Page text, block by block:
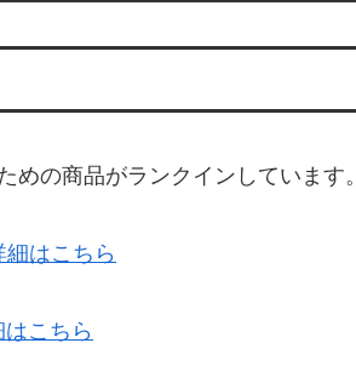
の商品がランクインしています。
細はこちら
はこちら